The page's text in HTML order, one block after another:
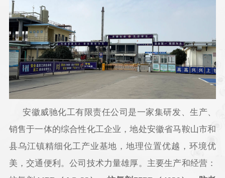
安徽威驰化工有限责任公司是一家集研发、生产、
销售于一体的综合性化工企业，地处安徽省马鞍山市和
县乌江镇精细化工产业基地，地理位置优越，环境优
美，交通便利。公司技术力量雄厚。主要生产和经营：